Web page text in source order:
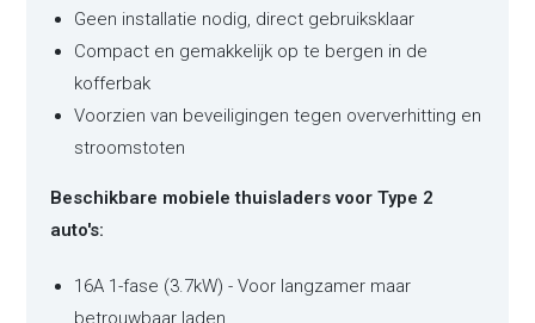
Geen installatie nodig, direct gebruiksklaar
Compact en gemakkelijk op te bergen in de
kofferbak
Voorzien van beveiligingen tegen oververhitting en
stroomstoten
Beschikbare mobiele thuisladers voor Type 2
auto's:
16A 1-fase (3.7kW) - Voor langzamer maar
betrouwbaar laden